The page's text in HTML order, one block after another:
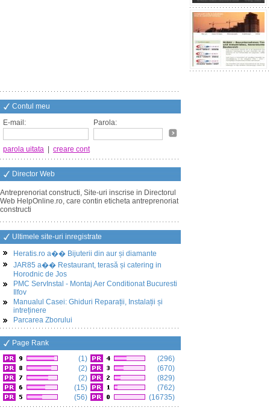
Contul meu
E-mail:
Parola:
parola uitata creare cont
Director Web
Antreprenoriat constructi, Site-uri inscrise in Directorul
Web HelpOnline.ro, care contin eticheta antreprenoriat
constructi
Ultimele site-uri inregistrate
Heratis.ro a�� Bijuterii din aur și diamante
JAR85 a�� Restaurant, terasă și catering in
Horodnic de Jos
PMC ServInstal - Montaj Aer Conditionat Bucuresti
Ilfov
Manualul Casei: Ghiduri Reparații, Instalații și
intreținere
Parcarea Zborului
Page Rank
(1)
(2)
(2)
(15)
(56)
(296)
(670)
(829)
(762)
(16735)